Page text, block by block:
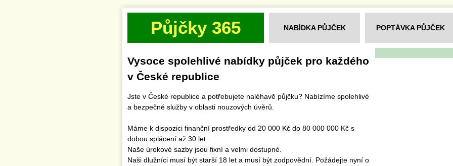
Půjčky 365 NABÍDKA PŮJČEK POPTÁVKA PŮJČEK
Vysoce spolehlivé nabídky půjček pro každého
v České republice
Jste v České republice a potřebujete naléhavě půjčku? Nabízíme spolehlivé
a bezpečné služby v oblasti nouzových úvěrů.
Máme k dispozici finanční prostředky od 20 000 Kč do 80 000 000 Kč s
dobou splácení až 30 let.
Naše úrokové sazby jsou fixní a velmi dostupné.
Naši dlužníci musí být starší 18 let a musí být zodpovědní. Požádejte nyní o